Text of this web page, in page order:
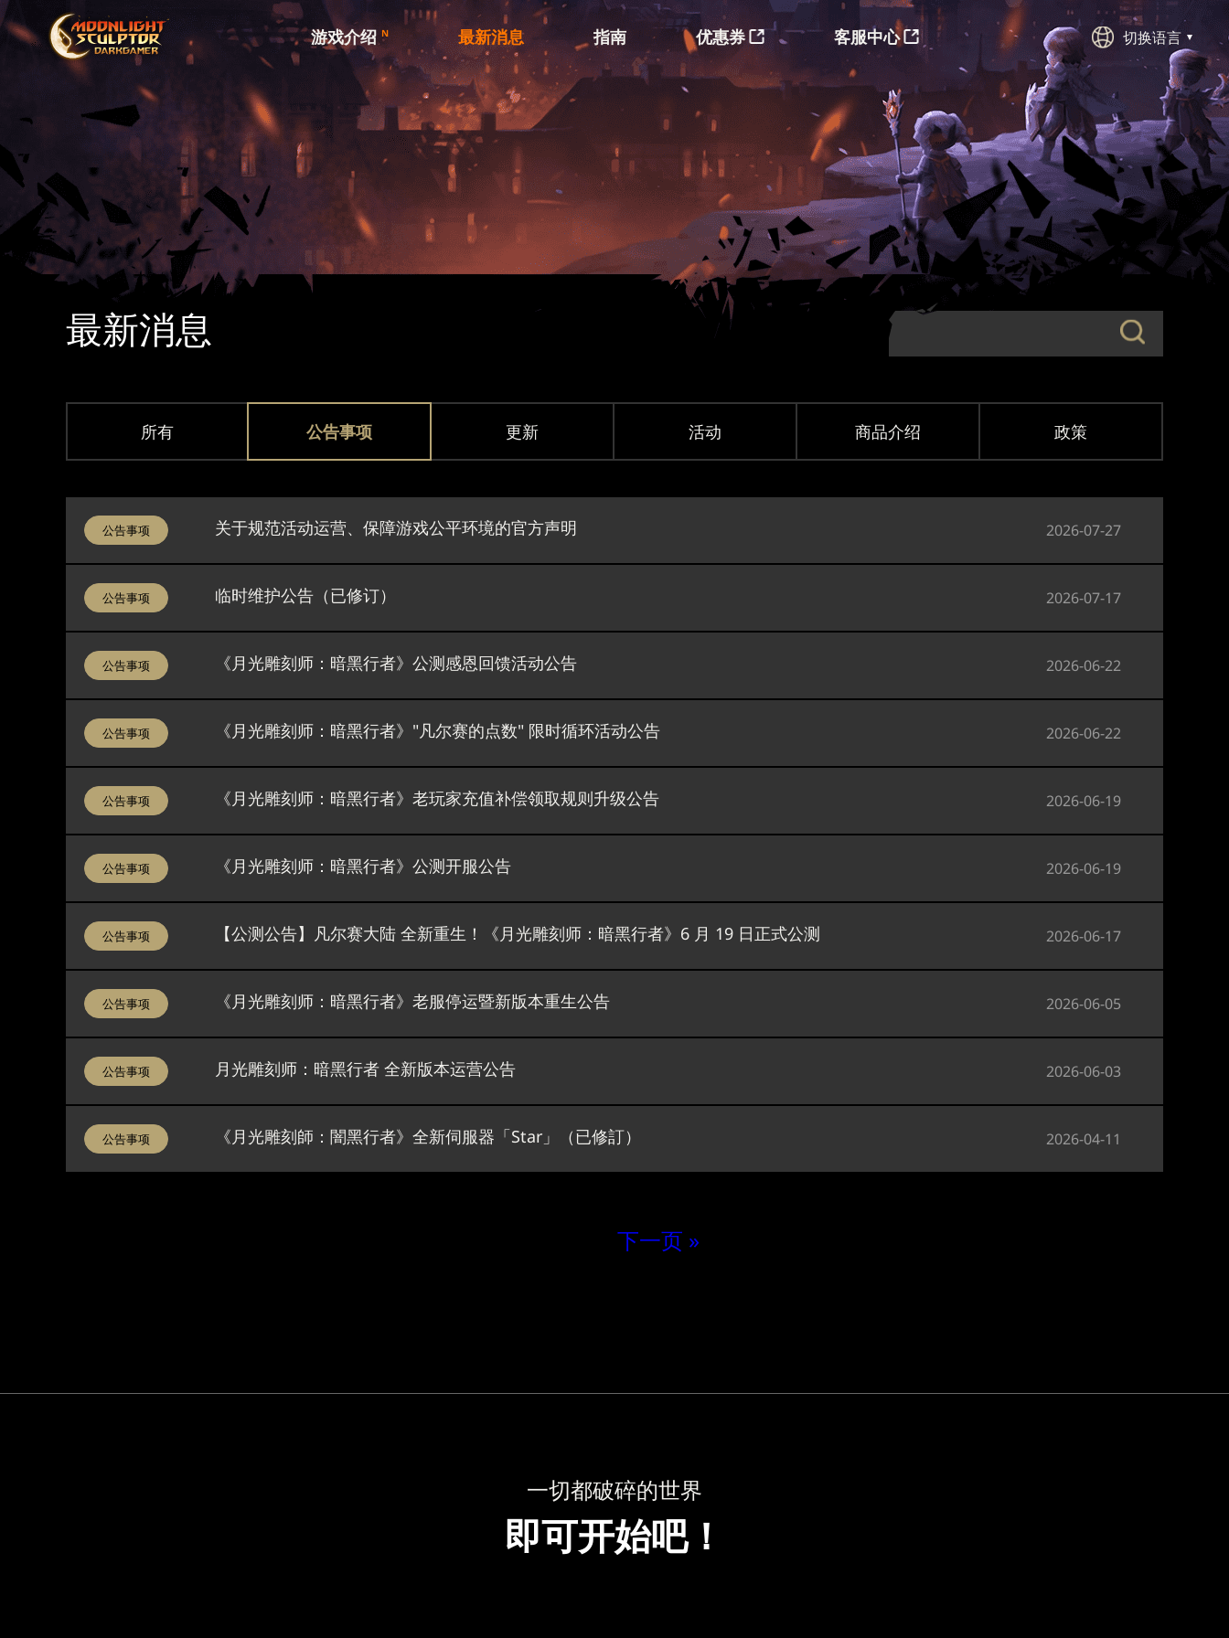
切换语言
游戏介绍 N 最新消息 指南 优惠券 客服中心
最新消息
所有 公告事项 更新 活动 商品介绍 政策
公告事项 关于规范活动运营、保障游戏公平环境的官方声明 2026-07-27
公告事项 临时维护公告（已修订） 2026-07-17
公告事项 《月光雕刻师：暗黑行者》公测感恩回馈活动公告 2026-06-22
公告事项 《月光雕刻师：暗黑行者》"凡尔赛的点数" 限时循环活动公告 2026-06-22
公告事项 《月光雕刻师：暗黑行者》老玩家充值补偿领取规则升级公告 2026-06-19
公告事项 《月光雕刻师：暗黑行者》公测开服公告 2026-06-19
公告事项 【公测公告】凡尔赛大陆 全新重生！《月光雕刻师：暗黑行者》6 月 19 日正式公测 2026-06-17
公告事项 《月光雕刻师：暗黑行者》老服停运暨新版本重生公告 2026-06-05
公告事项 月光雕刻师：暗黑行者 全新版本运营公告 2026-06-03
公告事项 《月光雕刻師：闇黑行者》全新伺服器「Star」（已修訂） 2026-04-11
下一页 »
一切都破碎的世界
即可开始吧！